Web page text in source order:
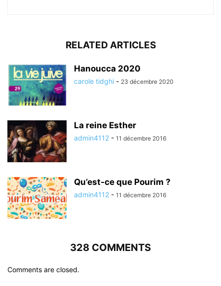
RELATED ARTICLES
Hanoucca 2020
carole tidghi - 23 décembre 2020
La reine Esther
admin4112 - 11 décembre 2016
Qu’est-ce que Pourim ?
admin4112 - 11 décembre 2016
328 COMMENTS
Comments are closed.